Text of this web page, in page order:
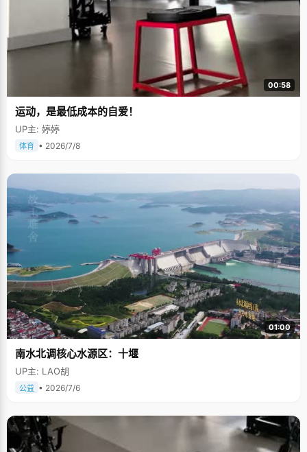
00:58
运动，是最低成本的自爱！
UP主: 婷婷
体育 • 2026/7/8
01:00
南水北调核心水源区：十堰
UP主: LAO胡
公益 • 2026/7/6